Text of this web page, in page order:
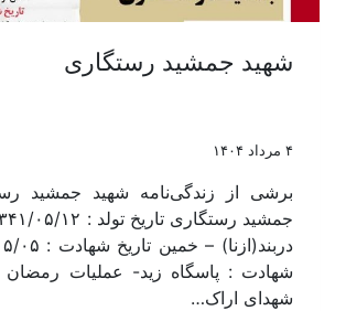
شهید جمشید رستگاری
۴ مرداد ۱۴۰۴
برشی از زندگی‌نامه شهید جمشید
شهادت : پاسگاه زید- عملیات رمضان
شهدای اراک…